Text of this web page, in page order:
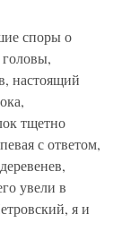
споры о
настоящий
тщетно
с ответом,
увели в
я и